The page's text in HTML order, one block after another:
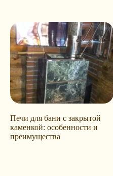
Печи для бани с закрытой
каменкой: особенности и
преимущества